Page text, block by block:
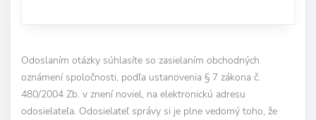
Odoslaním otázky súhlasíte so zasielaním obchodných
oznámení spoločnosti, podľa ustanovenia § 7 zákona č.
480/2004 Zb. v znení noviel, na elektronickú adresu
odosielateľa. Odosielateľ správy si je plne vedomý toho, že